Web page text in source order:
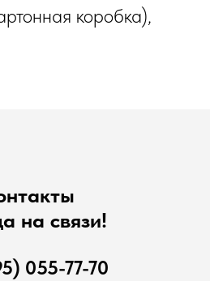
коробка),
на связи!
055-77-70